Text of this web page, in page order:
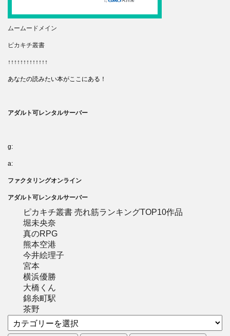
ムームードメイン
ピカキチ叢書
↑↑↑↑↑↑↑↑↑↑↑↑↑
あなたの読みたい本がここにある！
アダルト可レンタルサーバー
g:
a:
ファクタリングオンライン
アダルト可レンタルサーバー
ピカキチ叢書 売れ筋ランキングTOP10作品
堀未央奈
真のRPG
熊本空港
今井絵理子
宮本
横浜優勝
大橋くん
錦糸町駅
茶野
テ